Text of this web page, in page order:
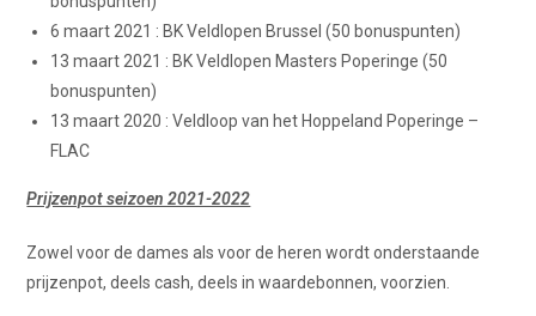
6 maart 2021 : BK Veldlopen Brussel (50 bonuspunten)
13 maart 2021 : BK Veldlopen Masters Poperinge (50
bonuspunten)
13 maart 2020 : Veldloop van het Hoppeland Poperinge –
FLAC
Prijzenpot seizoen 2021-2022
Zowel voor de dames als voor de heren wordt onderstaande
prijzenpot, deels cash, deels in waardebonnen, voorzien.